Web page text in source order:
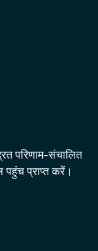
परिणाम-संचालित
पहुंच प्राप्त करें।